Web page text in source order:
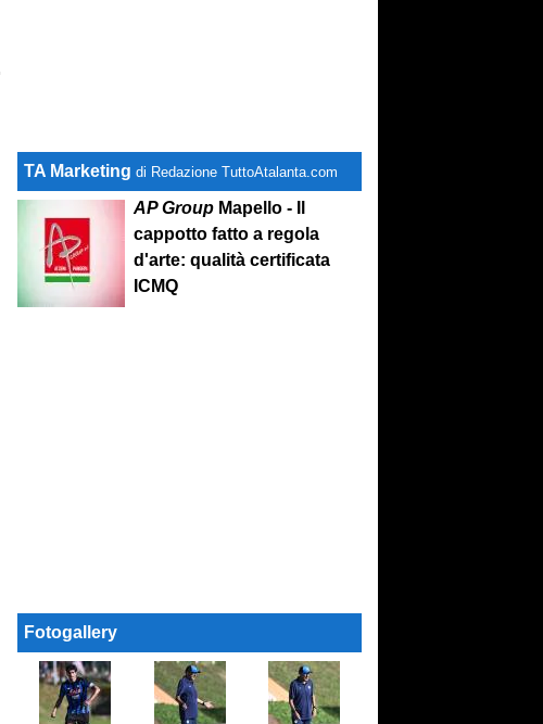
TA Marketing di Redazione TuttoAtalanta.com
AP Group Mapello - Il
cappotto fatto a regola
d'arte: qualità certificata
ICMQ
Fotogallery